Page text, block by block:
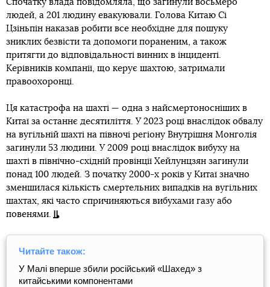
Спочатку влада повідомляла, що загинули восьмеро
людей, а 201 людину евакуювали. Голова Китаю Сі
Цзіньпін наказав робити все необхідне для пошуку
зниклих безвісти та допомоги пораненим, а також
притягти до відповідальності винних в інциденті.
Керівників компанії, що керує шахтою, затримали
правоохоронці.
Ця катастрофа на шахті — одна з найсмертоносніших в
Китаї за останнє десятиліття. У 2023 році внаслідок обвалу
на вугільній шахті на півночі регіону Внутрішня Монголія
загинули 53 людини. У 2009 році внаслідок вибуху на
шахті в північно-східній провінції Хейлунцзян загинули
понад 100 людей. З початку 2000-х років у Китаї значно
зменшилася кількість смертельних випадків на вугільних
шахтах, які часто спричиняються вибухами газу або
повенями.
Читайте також:
У Малі вперше збили російський «Шахед» з
китайськими компонентами